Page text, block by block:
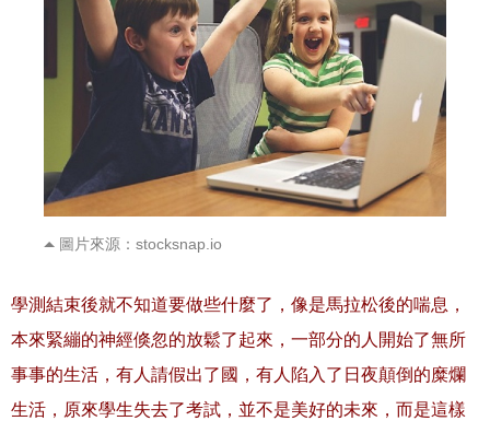
圖片來源：stocksnap.io
學測結束後就不知道要做些什麼了，像是馬拉松後的喘息，
本來緊繃的神經倏忽的放鬆了起來，一部分的人開始了無所
事事的生活，有人請假出了國，有人陷入了日夜顛倒的糜爛
生活，原來學生失去了考試，並不是美好的未來，而是這樣